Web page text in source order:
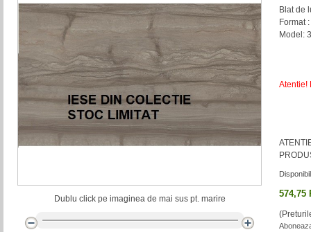
Blat de
Format
Model:
Atentie!
574,75
Dublu click pe imaginea de mai sus pt. marire